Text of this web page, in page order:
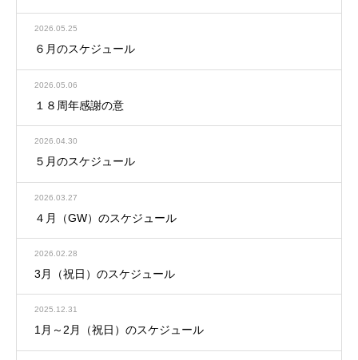
2026.05.25
６月のスケジュール
2026.05.06
１８周年感謝の意
2026.04.30
５月のスケジュール
2026.03.27
４月（GW）のスケジュール
2026.02.28
3月（祝日）のスケジュール
2025.12.31
1月～2月（祝日）のスケジュール